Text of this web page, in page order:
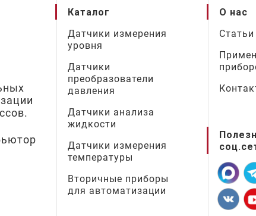
Каталог
Датчики измерения
уровня
Датчики
преобразователи
давления
Датчики анализа
жидкости
Датчики измерения
температуры
Вторичные приборы
для автоматизации
О нас
Статьи